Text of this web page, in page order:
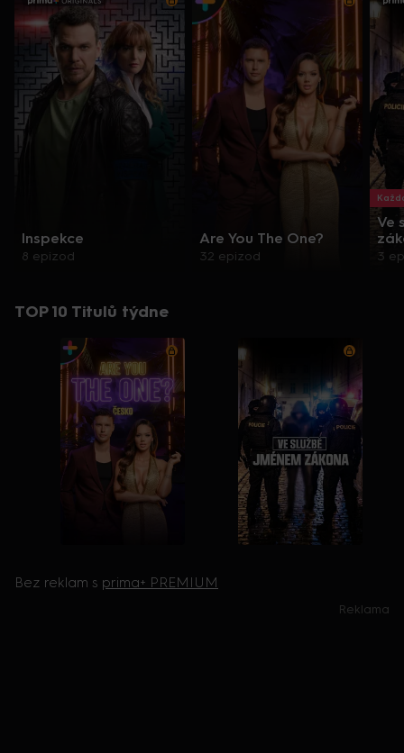
Inspekce
8 epizod
Are You The One?
32 epizod
Ve
3
TOP 10 Titulů týdne
Bez reklam s prima+ PREMIUM
Reklama